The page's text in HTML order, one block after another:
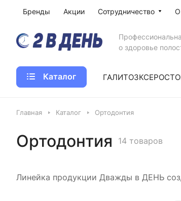
Бренды Акции Сотрудничество О
о здоровье
Каталог ГАЛИТОЗ
Главная Каталог Ортодонтия
Ортодонтия 14 товаров
Линейка продукции Дважды в ДЕНЬ